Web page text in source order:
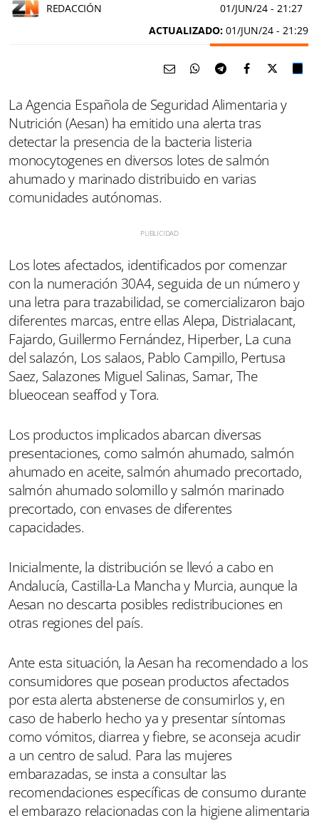
REDACCIÓN 01/JUN/24 - 21:27
ACTUALIZADO: 01/JUN/24 - 21:29
La Agencia Española de Seguridad Alimentaria y
Nutrición (Aesan) ha emitido una alerta tras
detectar la presencia de la bacteria listeria
monocytogenes en diversos lotes de salmón
ahumado y marinado distribuido en varias
comunidades autónomas.
Los lotes afectados, identificados por comenzar
con la numeración 30A4, seguida de un número y
una letra para trazabilidad, se comercializaron bajo
diferentes marcas, entre ellas Alepa, Distrialacant,
Fajardo, Guillermo Fernández, Hiperber, La cuna
del salazón, Los salaos, Pablo Campillo, Pertusa
Saez, Salazones Miguel Salinas, Samar, The
blueocean seaffod y Tora.
Los productos implicados abarcan diversas
presentaciones, como salmón ahumado, salmón
ahumado en aceite, salmón ahumado precortado,
salmón ahumado solomillo y salmón marinado
precortado, con envases de diferentes
capacidades.
Inicialmente, la distribución se llevó a cabo en
Andalucía, Castilla-La Mancha y Murcia, aunque la
Aesan no descarta posibles redistribuciones en
otras regiones del país.
Ante esta situación, la Aesan ha recomendado a los
consumidores que posean productos afectados
por esta alerta abstenerse de consumirlos y, en
caso de haberlo hecho ya y presentar síntomas
como vómitos, diarrea y fiebre, se aconseja acudir
a un centro de salud. Para las mujeres
embarazadas, se insta a consultar las
recomendaciones específicas de consumo durante
el embarazo relacionadas con la higiene alimentaria